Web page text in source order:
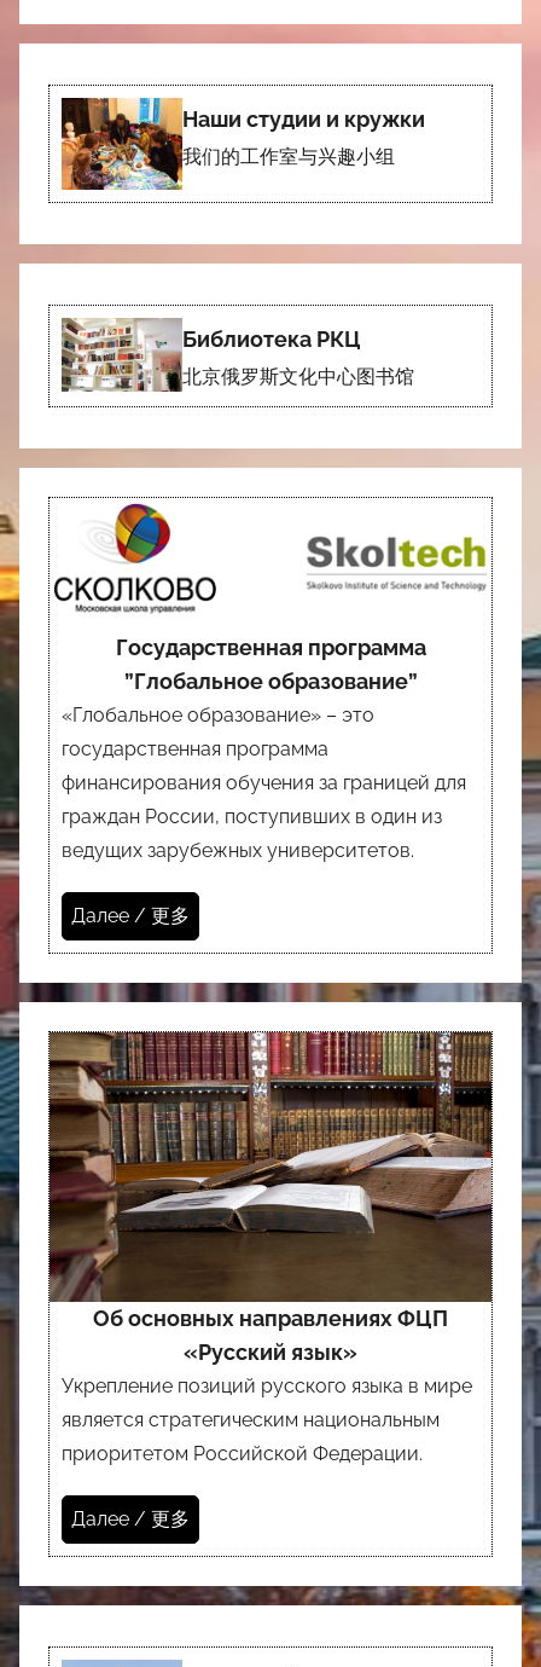
Наши студии и кружки
我们的工作室与兴趣小组
Библиотека РКЦ
北京俄罗斯文化中心图书馆
Государственная программа
”Глобальное образование”
«Глобальное образование» – это
государственная программа
финансирования обучения за границей для
граждан России, поступивших в один из
ведущих зарубежных университетов.
Далее / 更多
Об основных направлениях ФЦП
«Русский язык»
Укрепление позиций русского языка в мире
является стратегическим национальным
приоритетом Российской Федерации.
Далее / 更多